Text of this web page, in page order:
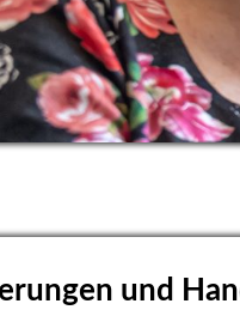
und